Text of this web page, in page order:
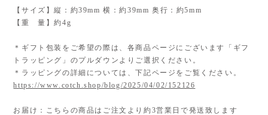
【サイズ】縦：約39mm 横：約39mm 奥行：約5mm
【重 量】約4g
＊ギフト包装をご希望の際は、各商品ページにございます「ギフ
トラッピング」のプルダウンよりご選択ください。
＊ラッピングの詳細については、下記ページをご覧ください。
https://www.cotch.shop/blog/2025/04/02/152126
お届け：こちらの商品はご注文より約3営業日で発送致します